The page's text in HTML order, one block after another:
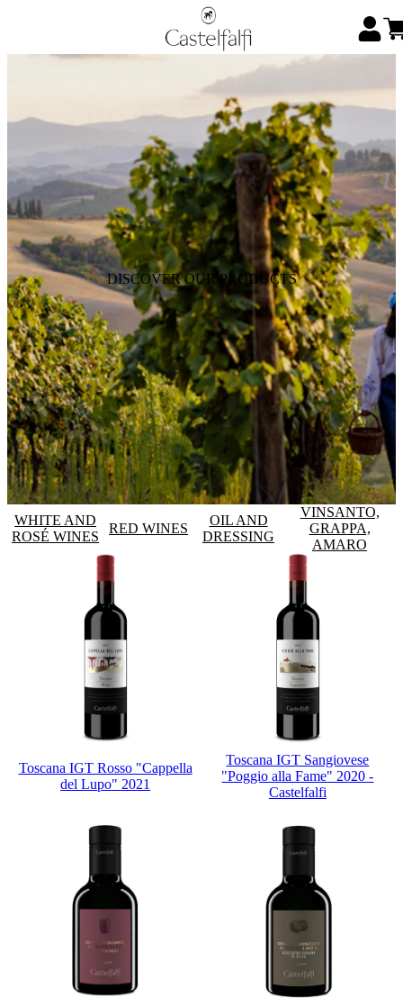
DISCOVER OUR PRODUCTS
WHITE AND
ROSÉ WINES
RED WINES
OIL AND
DRESSING
VINSANTO,
GRAPPA,
AMARO
Toscana IGT Rosso "Cappella
del Lupo" 2021
Toscana IGT Sangiovese
"Poggio alla Fame" 2020 -
Castelfalfi